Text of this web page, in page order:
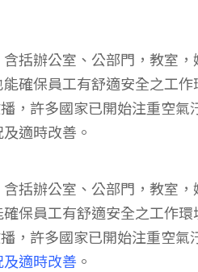
括辦公室、公部門，教室
確保員工有舒適安全之工
，許多國家已開始注重空
適時改善。
括辦公室、公部門，教室
保員工有舒適安全之工作
，許多國家已開始注重空
適時改善 。